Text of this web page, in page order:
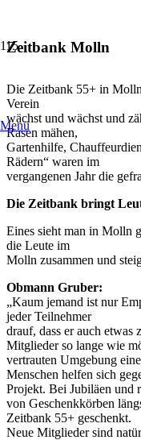
Menü
Zeitbank Molln
Die Zeitbank 55+ in
Verein
wächst und wächst und
Rasen mähen,
Gartenhilfe,
Rädern“ waren im
vergangenen Jahr die
Die Zeitbank bringt
Eines sieht man in Molln
die Leute im
Molln zusammen und
Obmann Gruber:
„Kaum jemand ist nur
jeder Teilnehmer
drauf, dass er auch etwas
Mitglieder so lange wie
vertrauten Umgebung
Menschen helfen sich
Projekt. Bei Jubiläen und
von Geschenkkörben
Zeitbank 55+ geschenkt.
Neue Mitglieder sind